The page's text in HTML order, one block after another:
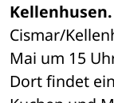
Kellenhusen.
Cismar/
Mai um 15
Dort findet